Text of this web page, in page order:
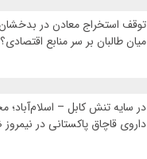
توقف استخراج معادن در
میان طالبان بر سر منابع اقتصادی؟
در سایه تنش کابل – اسلام‌آباد؛
داروی قاچاق پاکستانی در